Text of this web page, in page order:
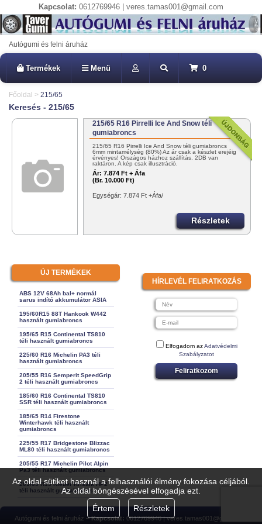
Az oldal sütiket használ a felhasználói élmény fokozása céljából.
Az oldal böngészésével elfogadja ezt.
Értem
Részletek
Kapcsolat: 0612769946 | veres.tamas001@gmail.com
Autógumi és felni áruház
Termékek Menü 0
Főoldal > 215/65
Keresés - 215/65
215/65 R16 Pirrelli Ice And Snow téli
gumiabroncs
215/65 R16 Pirrelli Ice And Snow téli gumiabroncs
6mm mintamélység (80%) Az ár csak a készlet erejéig
érvényes! Országos házhoz szállítás. 2DB van
raktáron. A kép csak illusztráció.
Ár: 7.874 Ft + Áfa
(Br. 10.000 Ft)
Egységár: 7.874 Ft +Áfa/
Részletek
ÚJ TERMÉKEK
ABS 12V 68Ah bal+ normál
sarus indító akkumulátor ASIA
195/60R15 88T Hankook W442
használt gumiabroncs
195/65 R15 Continental TS810
téli használt gumiabroncs
225/60 R16 Michelin PA3 téli
használt gumiabroncs
205/55 R16 Semperit SpeedGrip
2 téli használt gumiabroncs
185/60 R16 Continental TS810
SSR téli használt gumiabroncs
185/65 R14 Firestone
Winterhawk téli használt
gumiabroncs
225/55 R17 Bridgestone Blizzac
ML80 téli használt gumiabroncs
205/55 R17 Michelin Pilot Alpin
Pa3 téli használt gumiabroncs
205/65 R15 Kleber Krisalk HP2
téli használt gumiabroncs
HÍRLEVÉL FELIRATKOZÁS
Elfogadom azAdatvédelmi
Szabályzatot
Feliratkozom
Autógumi és felni áruház –Kapcsolat: 0612769946 | veres.tamas001@gmail.com